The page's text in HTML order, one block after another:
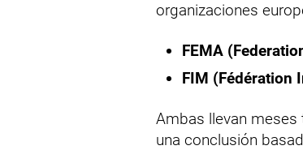
organizaciones
FEMA
FIM (Fédération
Ambas llevan
una conclusión